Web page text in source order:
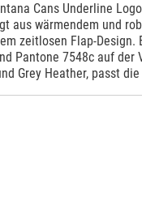
Cans Underline
aus wärmendem und
zeitlosen Flap-Design.
Pantone 7548c auf
Grey Heather, passt